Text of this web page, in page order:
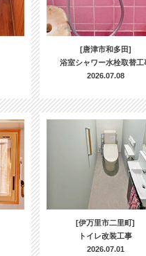
[唐津市和多田]
浴室シャワー水栓取替工
2026.07.08
[伊万里市二里町]
トイレ改装工事
2026.07.01